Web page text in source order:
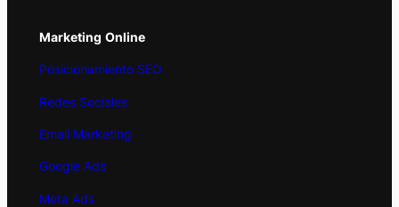
Marketing Online
Posicionamiento SEO
Redes Sociales
Email Marketing
Google Ads
Meta Ads